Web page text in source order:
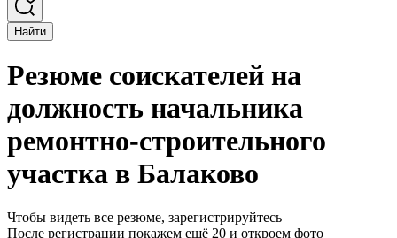
Найти
Резюме соискателей на
должность начальника
ремонтно-строительного
участка в Балаково
Чтобы видеть все резюме, зарегистрируйтесь
После регистрации покажем ещё 20 и откроем фото